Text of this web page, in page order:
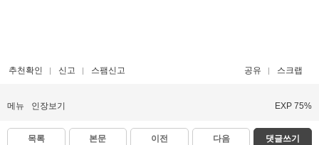
추천확인 신고 스팸신고 공유 스크랩
메뉴 인장보기 EXP 75%
목록 본문 이전 다음 댓글쓰기